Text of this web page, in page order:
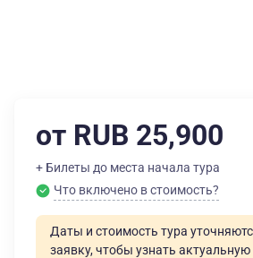
от RUB 25,900
+ Билеты до места начала тура
Что включено в стоимость?
Даты и стоимость тура
заявку, чтобы узнать